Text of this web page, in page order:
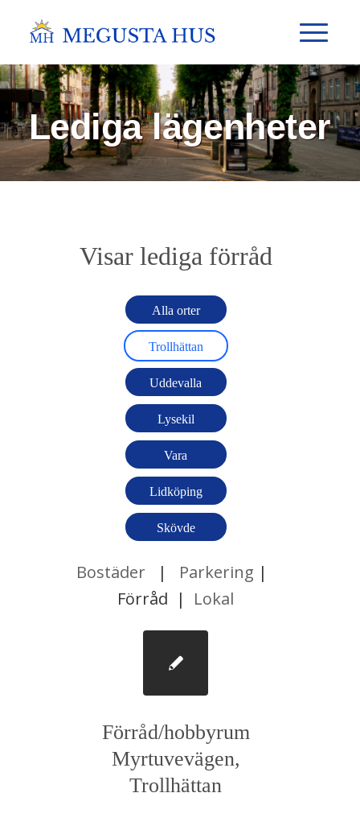
Lediga lägenheter
Visar lediga förråd
Alla orter
Trollhättan
Uddevalla
Lysekil
Vara
Lidköping
Skövde
Bostäder | Parkering |
Förråd | Lokal
Förråd/hobbyrum
Myrtuvevägen,
Trollhättan